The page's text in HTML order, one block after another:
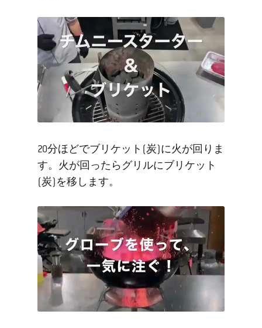
20分ほどでブリケット(炭)に火が回りま
す。火が回ったらグリルにブリケット
(炭)を移します。